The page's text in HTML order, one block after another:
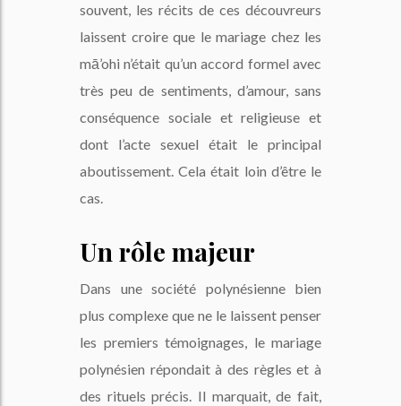
souvent, les récits de ces découvreurs
laissent croire que le mariage chez les
mā’ohi n’était qu’un accord formel avec
très peu de sentiments, d’amour, sans
conséquence sociale et religieuse et
dont l’acte sexuel était le principal
aboutissement. Cela était loin d’être le
cas.
Un rôle majeur
Dans une société polynésienne bien
plus complexe que ne le laissent penser
les premiers témoignages, le mariage
polynésien répondait à des règles et à
des rituels précis. Il marquait, de fait,